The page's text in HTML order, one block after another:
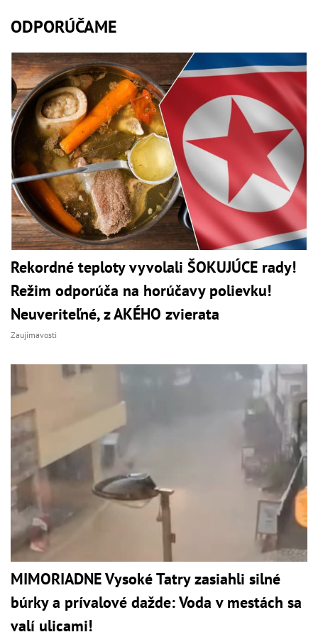
ODPORÚČAME
Rekordné teploty vyvolali ŠOKUJÚCE rady!
Režim odporúča na horúčavy polievku!
Neuveriteľné, z AKÉHO zvierata
Zaujímavosti
MIMORIADNE Vysoké Tatry zasiahli silné
búrky a prívalové dažde: Voda v mestách sa
valí ulicami!